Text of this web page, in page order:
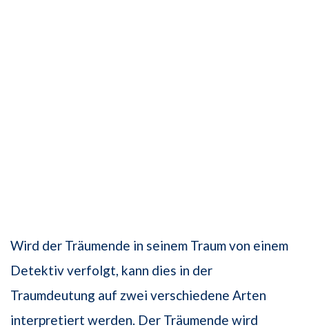
Wird der Träumende in seinem Traum von einem
Detektiv verfolgt, kann dies in der
Traumdeutung auf zwei verschiedene Arten
interpretiert werden. Der Träumende wird